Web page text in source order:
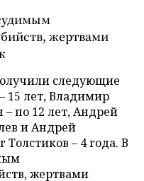
жертвами
следующие
15 лет, Владимир
по 12 лет, Андрей
и Андрей
– 4 года. В
жертвами